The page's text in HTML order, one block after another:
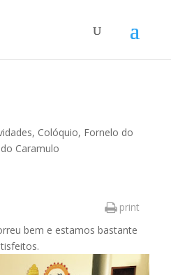
, Colóquio, Fornelo do
Caramulo
print
bem e estamos bastante